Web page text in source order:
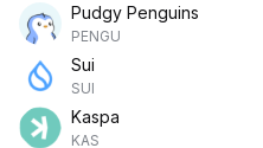
Pudgy Penguins
PENGU
Sui
SUI
Kaspa
KAS